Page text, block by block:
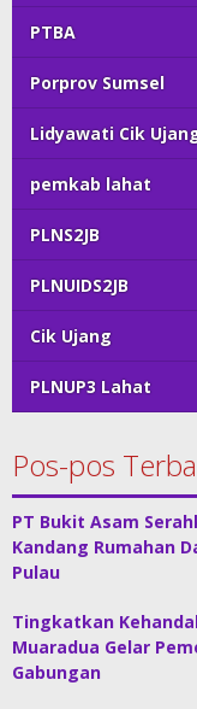
PTBA
Porprov Sumsel
Lidyawati Cik
pemkab lahat
PLNS2JB
PLNUIDS2JB
Cik Ujang
PLNUP3 Lahat
Pos-pos
PT Bukit Asam
Kandang Rumahan
Pulau
Tingkatkan
Muaradua Gelar
Gabungan